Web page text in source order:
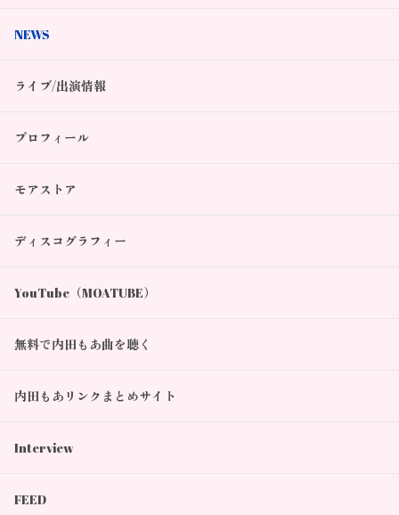
NEWS
ライブ/出演情報
プロフィール
モアストア
ディスコグラフィー
YouTube（MOATUBE）
無料で内田もあ曲を聴く
内田もあリンクまとめサイト
Interview
FEED